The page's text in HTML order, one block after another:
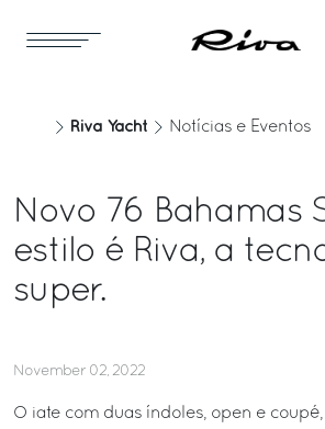
Riva Yacht Notícias e Eventos
Novo 76 Bahamas
estilo é Riva, a
super.
November 02, 2022
O iate com duas índoles, open e